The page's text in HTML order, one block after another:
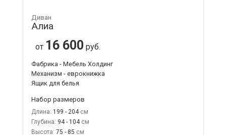
Диван
Алиа
от 16 600 руб.
Фабрика - Мебель Холдинг
Механизм - еврокнижка
Ящик для белья
Набор размеров
Длина: 199 - 204
Глубина: 94 - 104
Высота: 75 - 85